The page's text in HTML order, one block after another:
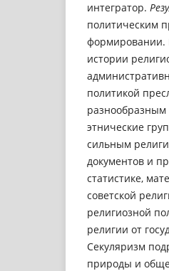
интегратор.
политическим
формировании.
истории
политикой
разнообразным
этнические
сильным
документов и
статистике,
советской
религиозной
религии от
Секуляризм
природы и